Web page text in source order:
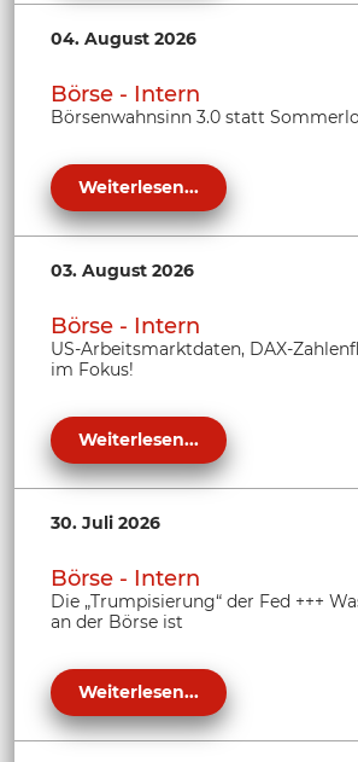
04. August 2026
Börse - Intern
Börsenwahnsinn 3.0 statt
Weiterlesen...
03. August 2026
Börse - Intern
US-Arbeitsmarktdaten, DAX-
im Fokus!
Weiterlesen...
30. Juli 2026
Börse - Intern
Die „Trumpisierung“ der Fed +++
an der Börse ist
Weiterlesen...